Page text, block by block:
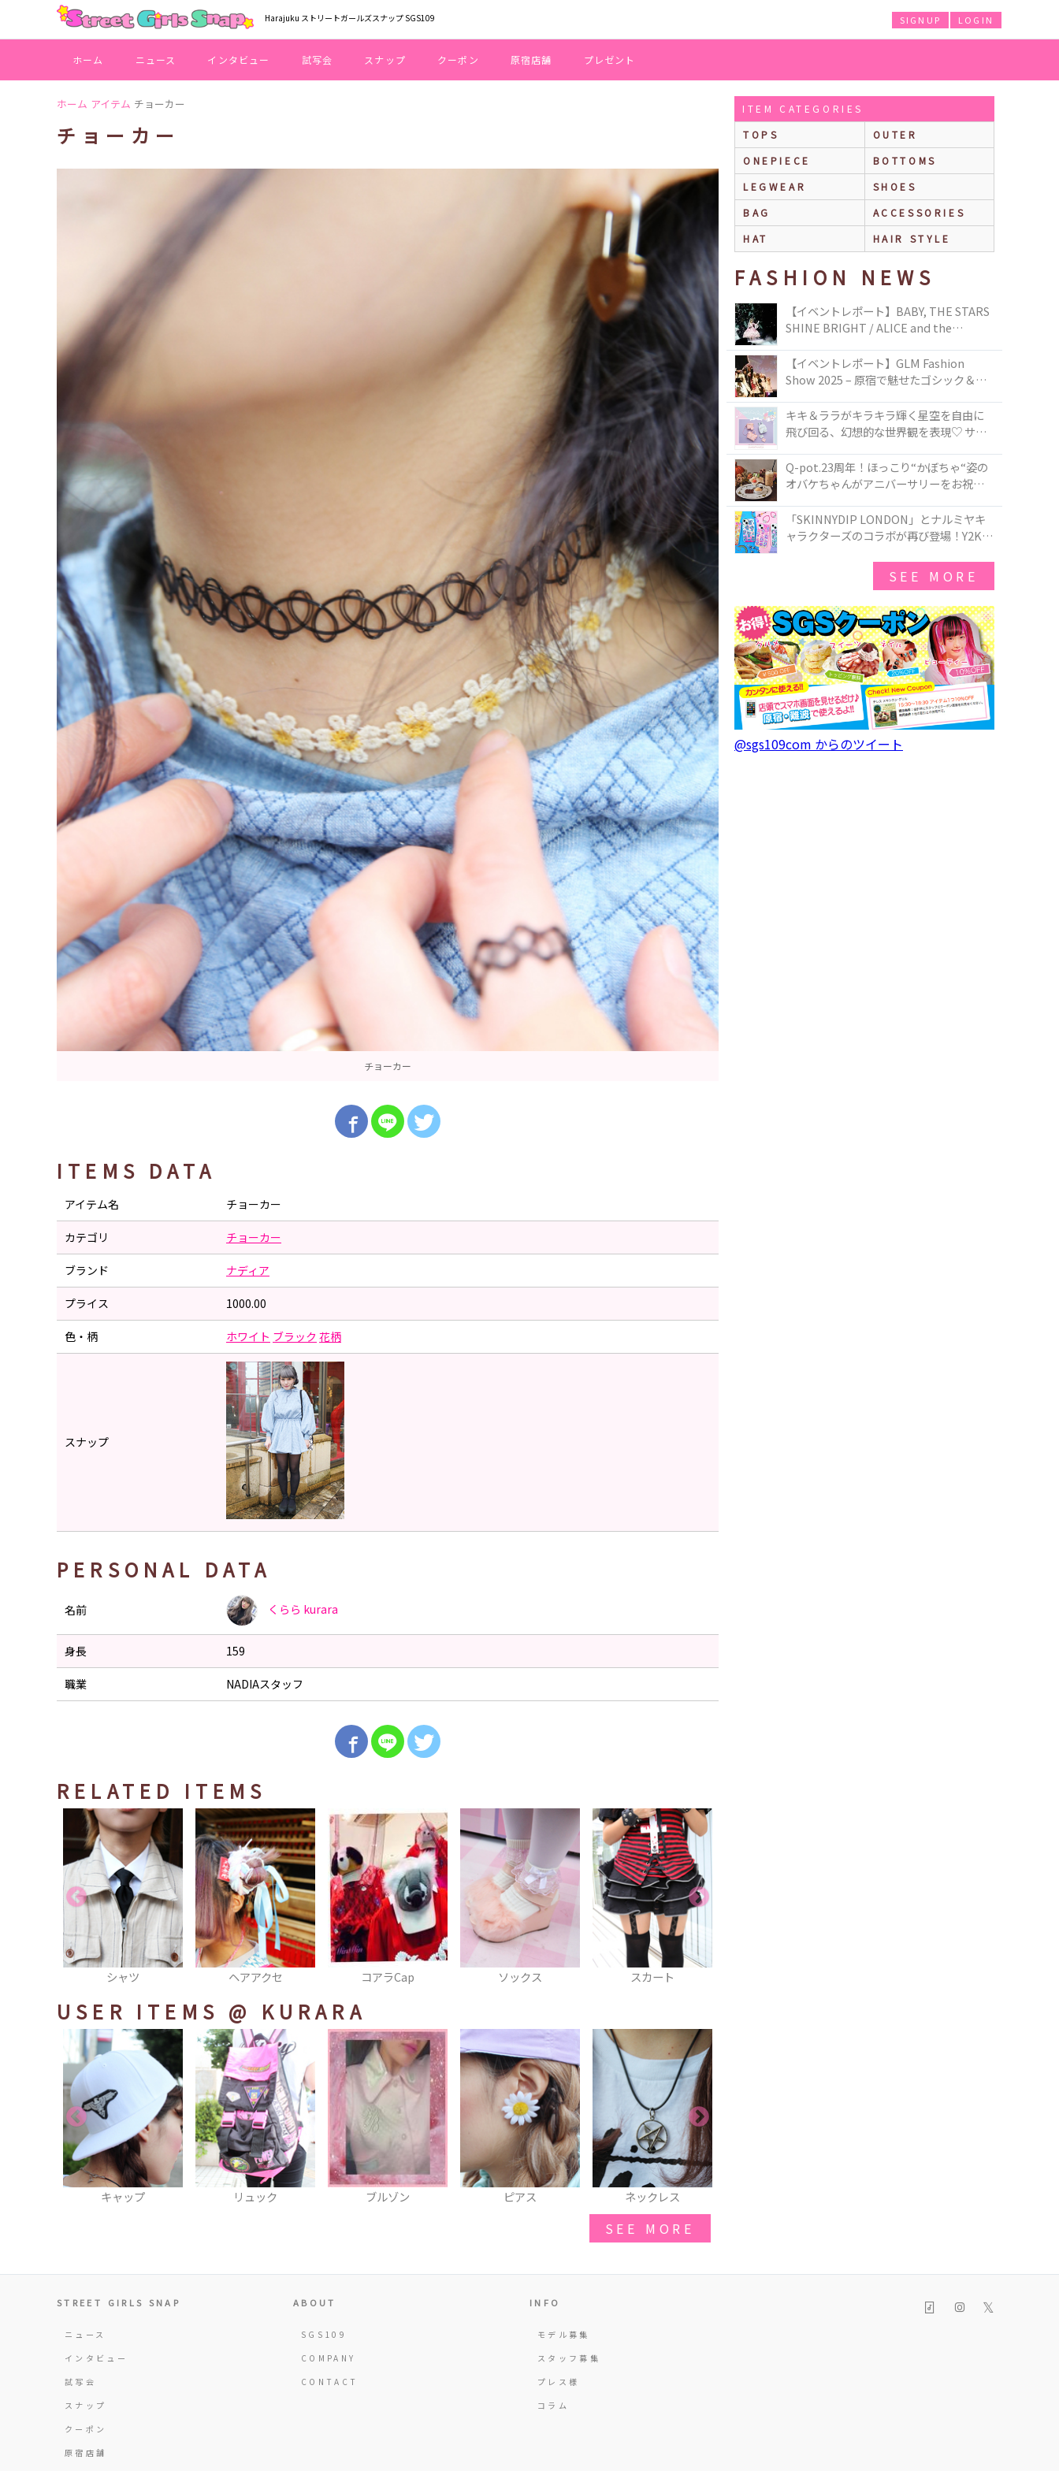
Harajuku ストリートガールズスナップ SGS109 LOGIN
SIGNUP
ホーム ニュース インタビュー 試写会 スナップ クーポン 原宿店舗 プレゼント
ホーム アイテム チョーカー
チョーカー
チョーカー
ITEMS DATA
アイテム名 チョーカー
カテゴリ チョーカー
ブランド ナディア
プライス 1000.00
色・柄 ホワイト ブラック 花柄
スナップ
PERSONAL DATA
名前 くらら kurara
身長 159
職業 NADIAスタッフ
RELATED ITEMS
ヘアアクセ コアラCap ソックス スカート タイトスカート
USER ITEMS @ KURARA
リュック ブルゾン ピアス ネックレス パンプス
SEE MORE
ITEM CATEGORIES
TOPS
OUTER
ONEPIECE
BOTTOMS
LEGWEAR
SHOES
BAG
ACCESSORIES
HAT
HAIR STYLE
FASHION NEWS
【イベントレポート】BABY, THE STARS
SHINE BRIGHT / ALICE and the
TOKYO
【イベントレポート】GLM Fashion
Show 2025 – 原宿で魅せたゴシック＆ロ
キキ＆ララがキラキラ輝く星空を自由に
飛び回る、幻想的な世界観を表現♡ サマ
50周年アニバーサリーイヤー』を記念し
たコレクションが登場
Q-pot.23周年！ほっこり“かぼちゃ“姿の
オバケちゃんがアニバーサリーをお祝い
ー」が新発売！Q-pot CAFE.では「かぼち
ゃのオバケーキプレート」も登場
「SKINNYDIP LONDON」とナルミヤキ
ャラクターズのコラボが再び登場！Y2Kム
SEE MORE
@sgs109com からのツイート
STREET GIRLS SNAP
ニュース
インタビュー
試写会
スナップ
クーポン
原宿店舗
ABOUT
SGS109
COMPANY
CONTACT
INFO
モデル募集
スタッフ募集
プレス様
コラム
𝕏